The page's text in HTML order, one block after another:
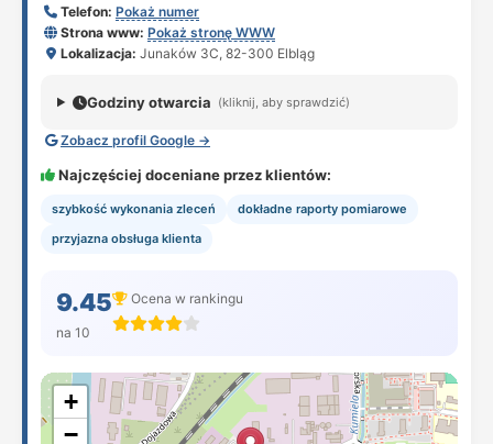
Telefon: Pokaż numer
Strona www: Pokaż stronę WWW
Lokalizacja: Junaków 3C, 82-300 Elbląg
Godziny otwarcia (kliknij, aby sprawdzić)
Zobacz profil Google →
Najczęściej doceniane przez klientów:
szybkość wykonania zleceń
dokładne raporty pomiarowe
przyjazna obsługa klienta
9.45
na 10
Ocena w rankingu
+
−